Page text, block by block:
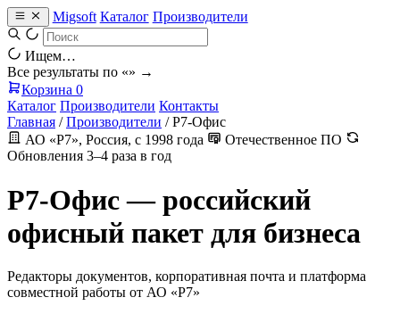
Migsoft Каталог Производители
Ищем…
Все результаты по «» →
Корзина 0
Каталог Производители Контакты
Главная / Производители / Р7-Офис
АО «Р7», Россия, с 1998 года
Отечественное ПО
Обновления 3–4 раза в год
Р7-Офис — российский
офисный пакет для бизнеса
Редакторы документов, корпоративная почта и платформа
совместной работы от АО «Р7»